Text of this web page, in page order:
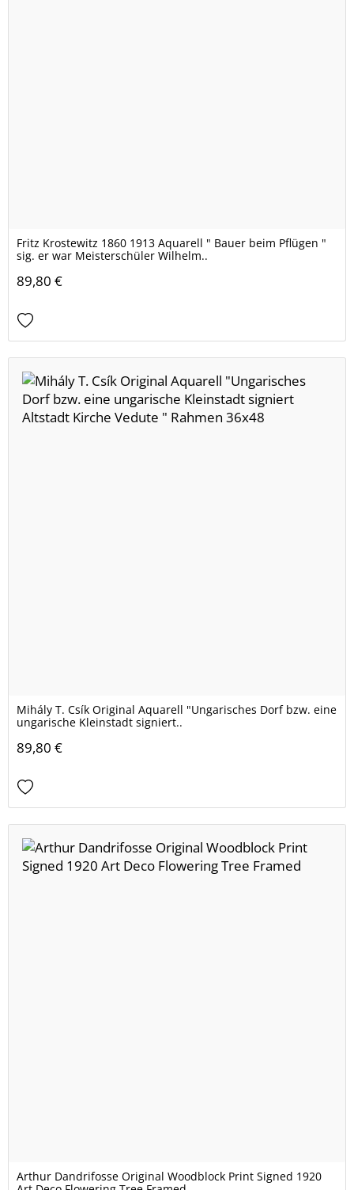
Fritz Krostewitz 1860 1913 Aquarell " Bauer beim Pflügen "
sig. er war Meisterschüler Wilhelm..
89,80 €
Mihály T. Csík Original Aquarell "Ungarisches Dorf bzw. eine
ungarische Kleinstadt signiert..
89,80 €
Arthur Dandrifosse Original Woodblock Print Signed 1920